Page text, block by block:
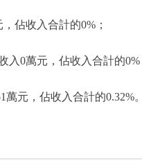
佔收入合計的0%；
入0萬元，佔收入合計的
萬元，佔收入合計的0.32%